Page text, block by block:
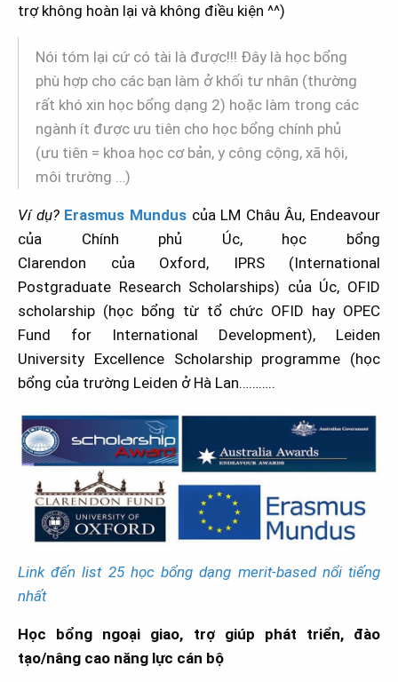
trợ không hoàn lại và không điều kiện ^^)
Nói tóm lại cứ có tài là được!!! Đây là học bổng
phù hợp cho các bạn làm ở khối tư nhân (thường
rất khó xin học bổng dạng 2) hoặc làm trong các
ngành ít được ưu tiên cho học bổng chính phủ
(ưu tiên = khoa học cơ bản, y công cộng, xã hội,
môi trường …)
Ví dụ? Erasmus Munduscủa LM Châu Âu, Endeavour
của Chính phủ Úc, học bổng
Clarendon của Oxford, IPRS (International
Postgraduate Research Scholarships) của Úc, OFID
scholarship (học bổng từ tổ chức OFID hay OPEC
Fund for International Development), Leiden
University Excellence Scholarship programme (học
bổng của trường Leiden ở Hà Lan………..
Link đến list 25 học bổng dạng merit-based nổi tiếng
nhất
Học bổng ngoại giao, trợ giúp phát triển, đào
tạo/nâng cao năng lực cán bộ